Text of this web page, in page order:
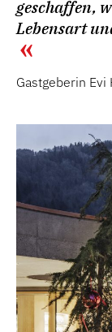
geschaffen,
Lebensart
Gastgeberin Evi